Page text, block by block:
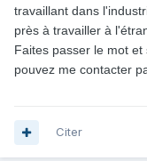
travaillant dans
près à travailler à
Faites passer le mot
pouvez me contacter
Citer